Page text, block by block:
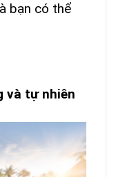
bạn có thể
và tự nhiên